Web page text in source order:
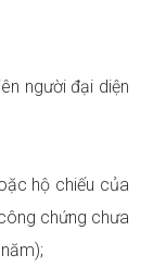
người đại diện
hộ chiếu của
chứng chưa